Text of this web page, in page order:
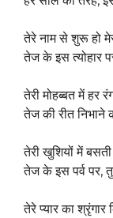
तेरे नाम से शुरू हो
तेज के इस त्योहार
तेरी मोहब्बत में हर
तेज की रीत निभाने
तेरी खुशियों में
तेज के इस पर्व पर,
तेरे प्यार का